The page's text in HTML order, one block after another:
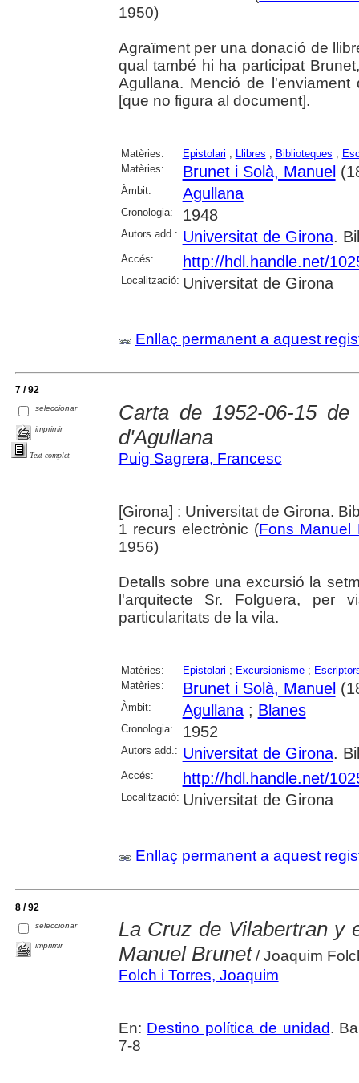
1950)
Agraïment per una donació de
qual també hi ha participat
Agullana. Menció de
[que no figura al document].
Matèries: Epistolari ; Llibres ; Biblioteques ;
Matèries:
Brunet i Solà, Manuel
Àmbit: Agullana
Cronologia: 1948
Autors add.: Universitat de Girona.
Accés: http://hdl.handle.net/
Localització: Universitat de Girona
Enllaç permanent a aquest
7 / 92
seleccionar
imprimir
Text complet
Carta de 1952-06-15
d'Agullana
Puig Sagrera, Francesc
[Girona] : Universitat de Girona.
1 recurs electrònic (Fons Manuel
1956)
Detalls sobre una excursió la
l'arquitecte Sr. Folguera, per
particularitats de la vila.
Matèries: Epistolari ; Excursionisme;
Matèries:
Brunet i Solà, Manuel
Àmbit: Agullana; Blanes
Cronologia: 1952
Autors add.: Universitat de Girona.
Accés: http://hdl.handle.net/
Localització: Universitat de Girona
Enllaç permanent a aquest
8 / 92
seleccionar
imprimir
La Cruz de Vilabertran y
Manuel Brunet/ Joaquim
Folch i Torres, Joaquim
En: Destino política de unidad.
7-8